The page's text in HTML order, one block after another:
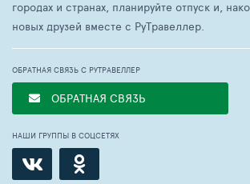
городах и странах, планируйте отпуск и,
новых друзей вместе с РуТравеллер.
ОБРАТНАЯ СВЯЗЬ С РУТРАВЕЛЛЕР
ОБРАТНАЯ СВЯЗЬ
НАШИ ГРУППЫ В СОЦСЕТЯХ